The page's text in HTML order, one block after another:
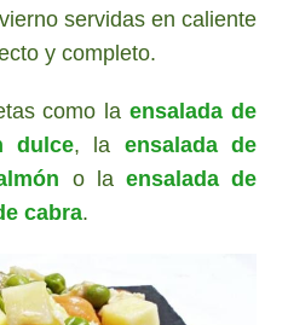
servidas en caliente
y completo.
como laensalada de
dulce, la ensalada de
o la ensalada de
cabra.